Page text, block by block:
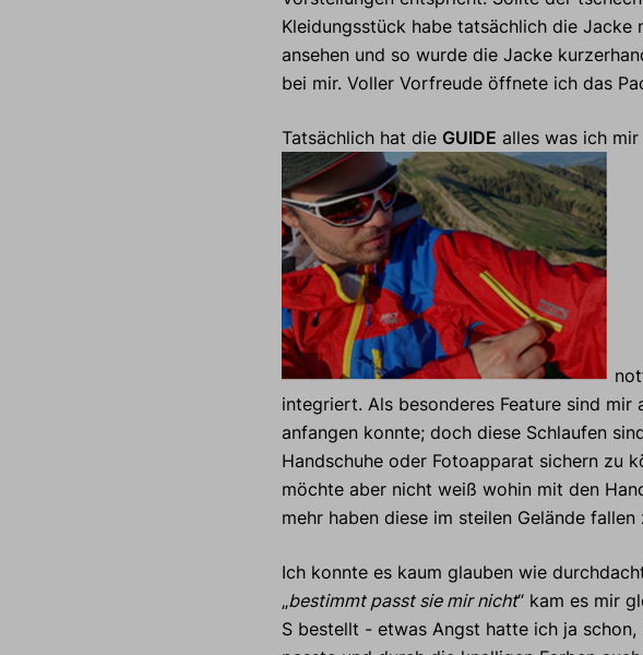
Kleidungsstück habe tatsächlich die Jacke
ansehen und so wurde die Jacke
bei mir. Voller Vorfreude öffnete ich das
Tatsächlich hat die GUIDE alles was ich
integriert. Als besonderes Feature sind
anfangen konnte; doch diese Schlaufen
Handschuhe oder Fotoapparat sichern zu
möchte aber nicht weiß wohin mit den
mehr haben diese im steilen Gelände
Ich konnte es kaum glauben wie
„bestimmt passt sie mir nicht“ kam es mir
S bestellt - etwas Angst hatte ich ja